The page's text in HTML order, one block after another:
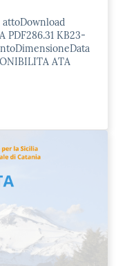
PDF286.31 KB23-
ATA